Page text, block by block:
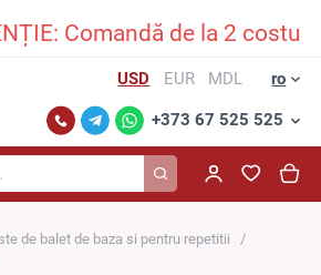
Comandă de la 2
USD EUR MDL ro
+373 67 525 525
de balet de baza si pentru repetitii